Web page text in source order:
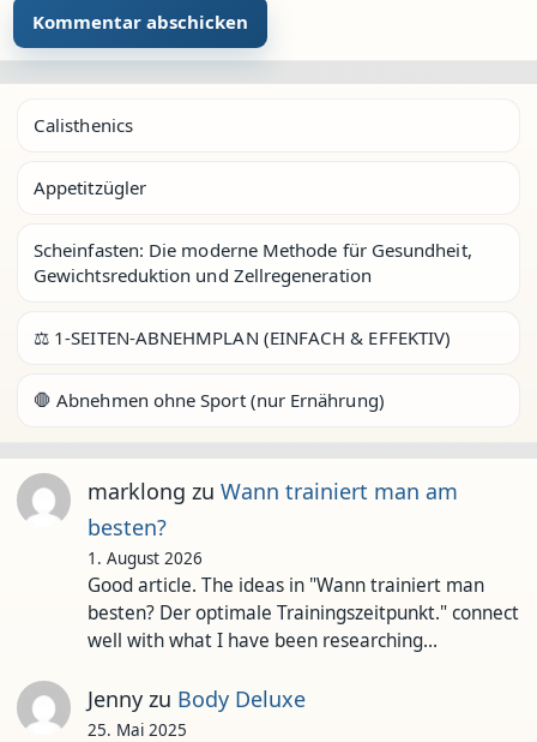
Calisthenics
Appetitzügler
Scheinfasten: Die moderne Methode für Gesundheit,
Gewichtsreduktion und Zellregeneration
⚖️ 1-SEITEN-ABNEHMPLAN (EINFACH & EFFEKTIV)
🛑 Abnehmen ohne Sport (nur Ernährung)
marklong zu Wann trainiert man am
besten?
1. August 2026
Good article. The ideas in "Wann trainiert man
besten? Der optimale Trainingszeitpunkt." connect
well with what I have been researching…
Jennyzu Body Deluxe
25. Mai 2025